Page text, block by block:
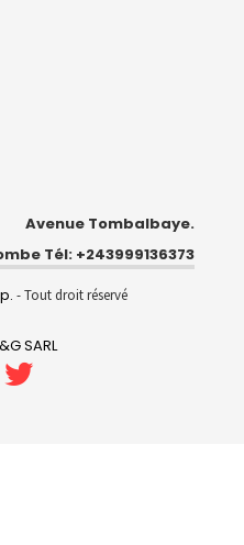
Avenue Tombalbaye.
Tél: +243999136373
- Tout droit réservé
SARL